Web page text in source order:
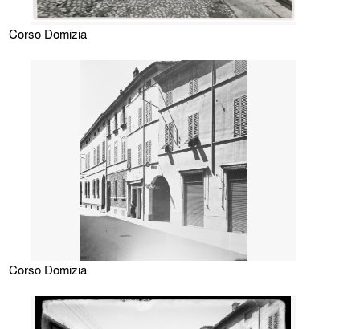
Corso Domizia
Corso Domizia